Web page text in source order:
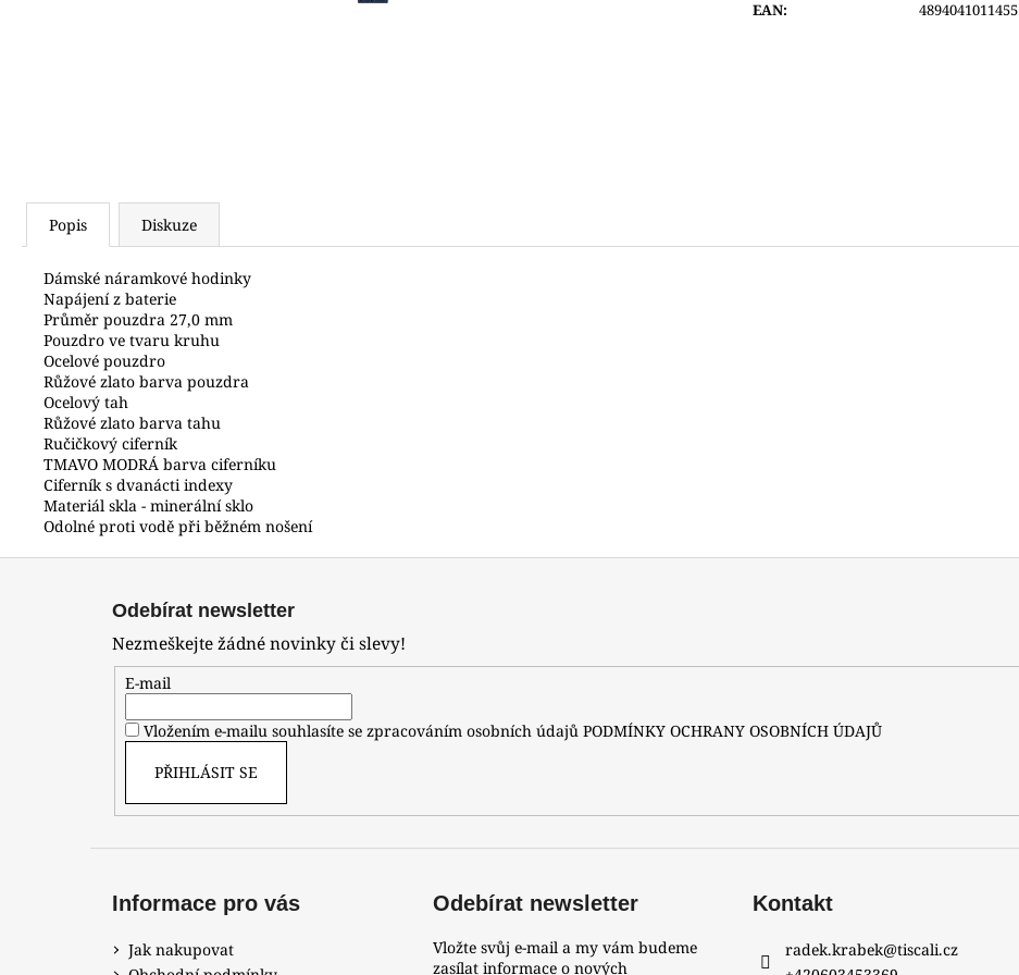
EAN: 4894041011455
Popis Diskuze
Dámské náramkové hodinky
Napájení z baterie
Průměr pouzdra 27,0 mm
Pouzdro ve tvaru kruhu
Ocelové pouzdro
Růžové zlato barva pouzdra
Ocelový tah
Růžové zlato barva tahu
Ručičkový ciferník
TMAVO MODRÁ barva ciferníku
Ciferník s dvanácti indexy
Materiál skla - minerální sklo
Odolné proti vodě při běžném nošení
Odebírat newsletter
Nezmeškejte žádné novinky či slevy!
E-mail
Vložením e-mailu souhlasíte se zpracováním osobních údajů PODMÍNKY OCHRANY OSOBNÍCH ÚDAJŮ
PŘIHLÁSIT SE
Informace pro vás
Jak nakupovat
Odebírat newsletter
Vložte svůj e-mail a my vám budeme
zasílat informace o nových
Kontakt
radek.krabek@tiscali.cz